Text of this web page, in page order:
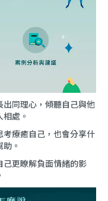
同理心，傾聽自己與他
處。
療癒自己，也會分享什
。
更瞭解負面情緒的影